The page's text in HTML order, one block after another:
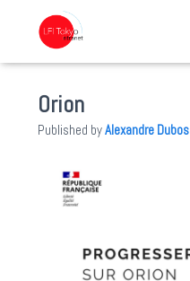
Orion
Published byAlexandre Dubos